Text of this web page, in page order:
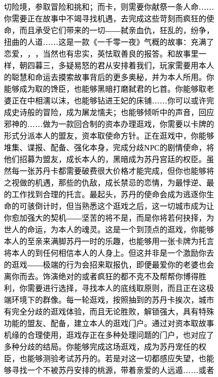
切险境，参取冒险和挑和；而卡，则需要你献祭一条人命……
你需要正在故事中不竭寻找机遇，去完成这些苛刻而疯狂的使
命，而且承受它们带来的一切——弑亲血仇，狂乱的，纷争，
扭曲的人道……这是一款《一千零一夜》气概的故事：充满了
恋爱，，，当然也有忠实，英怯取善良的报答。和故事里一
样，朝四暮三，多疑易怒的君从安排着我们，玩家需要用本人
的聪慧和命运去摸索故事背后的更多奥秘，并为本人所用。你
能够成为取的馋臣，也能够黑暗打磨弑君的匕首。你能够取老
婆正在中相濡以沫，也能够钻进王妃的床铺……你可以或许完
成史诗般的冒险，成为屠龙懦夫；也能够倾听中的声音，回应
邪神的……做为一款回合制的资本办理逛戏，你需要以卡牌的
形式分派本人的盟友，资本取使命方针。正在逛戏中，你能够
堆集、谍报、配备、强化本身，完成分歧NPC的剧情使命，将
他们招募为盟友，成长本人的，黑暗成为苏丹宫廷的权臣。虽
然每一张苏丹卡都需要破费很大价格才能完成，但你也能够将
之视做的机遇，那些的仇敌，成长禁忌的恋情，为最悖逆、最
的工作找到合理的托言。最起头，苏丹的使命会成为逃逐你生
命的可骇倒计时，但当熟悉这个逛戏之后，这一切城市成为让
你愈加强大的契机——坚苦的将不是，而是你将若何抉择，为
世人的命运，为本人的魂灵。这是一个到顶点的逛戏，你能够
本人的至亲来满脚苏丹一时的乐趣，也能够用一张卡牌为托言
将本人的到任何相信本人的人身上。但这并非是一个激励你去
的逛戏——极端的行为会招来取报仇，即便最爱你的老婆也会
离你而去。饰演绝对的或者疯狂的都不克不及帮帮你博得胜
利，你需要进行选择，寻找本人的底线取原则，而且正在这极
端环境下的群像。每一轮逛戏，按照抽到的苏丹卡挨次，城市
有完全分歧的逛戏体验，而且无论胜败，解锁强大，具有特殊
功能的盟友、配备，建立本人的逛戏门户。通过对资本取故事
机缘的合理使用，逛戏存正在多种处理问题的门户，也对应了
多种分歧的结局。你能够完成这场逛戏，成为苏丹宠任的权
臣，也能够测验考试苏丹的。若是对这一切都感应失望，也能
够寻找一个不被苏丹安排的桃源，带着亲爱的人远遁……或者